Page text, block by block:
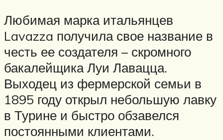
Любимая марка итальянцев
Lavazza получила свое название в
честь ее создателя – скромного
бакалейщика Луи Лавацца.
Выходец из фермерской семьи в
1895 году открыл небольшую лавку
в Турине и быстро обзавелся
постоянными клиентами.